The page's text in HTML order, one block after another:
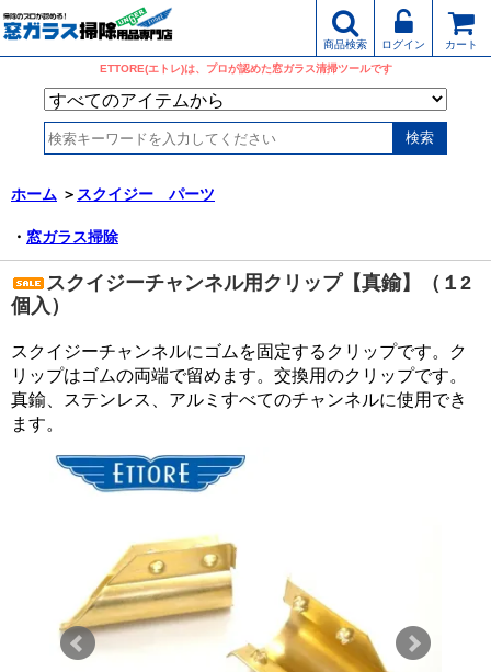
商品検索 ログイン
カート
ETTORE(エトレ)は、プロが認めた窓ガラス清掃ツールです
ホーム ＞ スクイジー パーツ
・ 窓ガラス掃除
スクイジーチャンネル用クリップ【真鍮】（１2
個入）
スクイジーチャンネルにゴムを固定するクリップです。ク
リップはゴムの両端で留めます。交換用のクリップです。
真鍮、ステンレス、アルミすべてのチャンネルに使用でき
ます。